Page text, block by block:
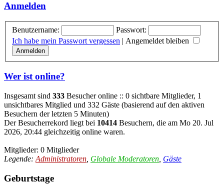
Anmelden
Benutzername:
Passwort:
Ich habe mein Passwort vergessen | Angemeldet bleiben
Wer ist online?
Insgesamt sind 333 Besucher online :: 0 sichtbare Mitglieder, 1
unsichtbares Mitglied und 332 Gäste (basierend auf den aktiven
Besuchern der letzten 5 Minuten)
Der Besucherrekord liegt bei 10414 Besuchern, die am Mo 20. Jul
2026, 20:44 gleichzeitig online waren.
Mitglieder: 0 Mitglieder
Legende: Administratoren Globale Moderatoren Gäste
Geburtstage